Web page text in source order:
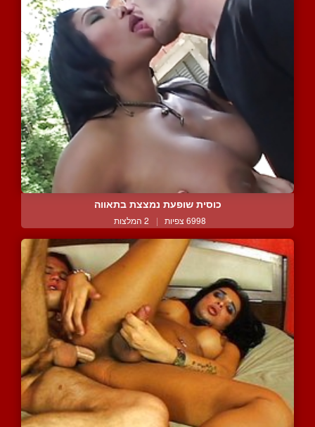
כוסית שופעת נמצצת בתאווה
6998 צפיות | 2 המלצות